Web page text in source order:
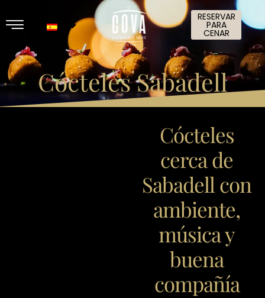
RESERVAR
PARA
CENAR
Cócteles Sabadell
Cócteles
cerca de
Sabadell con
ambiente,
música y
buena
compañía